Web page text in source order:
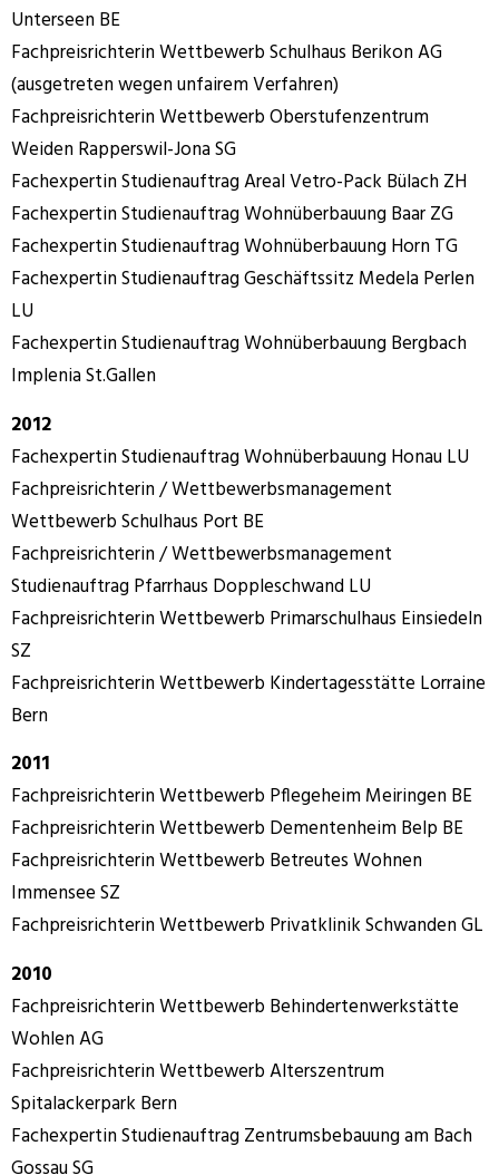
Unterseen BE
Fachpreisrichterin Wettbewerb Schulhaus Berikon AG
(ausgetreten wegen unfairem Verfahren)
Fachpreisrichterin Wettbewerb Oberstufenzentrum
Weiden Rapperswil-Jona SG
Fachexpertin Studienauftrag Areal Vetro-Pack Bülach ZH
Fachexpertin Studienauftrag Wohnüberbauung Baar ZG
Fachexpertin Studienauftrag Wohnüberbauung Horn TG
Fachexpertin Studienauftrag Geschäftssitz Medela Perlen
LU
Fachexpertin Studienauftrag Wohnüberbauung Bergbach
Implenia St.Gallen
2012
Fachexpertin Studienauftrag Wohnüberbauung Honau LU
Fachpreisrichterin / Wettbewerbsmanagement
Wettbewerb Schulhaus Port BE
Fachpreisrichterin / Wettbewerbsmanagement
Studienauftrag Pfarrhaus Doppleschwand LU
Fachpreisrichterin Wettbewerb Primarschulhaus Einsiedeln
SZ
Fachpreisrichterin Wettbewerb Kindertagesstätte Lorraine
Bern
2011
Fachpreisrichterin Wettbewerb Pflegeheim Meiringen BE
Fachpreisrichterin Wettbewerb Dementenheim Belp BE
Fachpreisrichterin Wettbewerb Betreutes Wohnen
Immensee SZ
Fachpreisrichterin Wettbewerb Privatklinik Schwanden GL
2010
Fachpreisrichterin Wettbewerb Behindertenwerkstätte
Wohlen AG
Fachpreisrichterin Wettbewerb Alterszentrum
Spitalackerpark Bern
Fachexpertin Studienauftrag Zentrumsbebauung am Bach
Gossau SG